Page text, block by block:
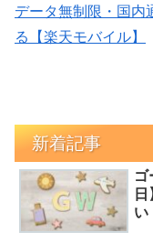
データ無制限・国内
る【楽天モバイル】
新着記事
い